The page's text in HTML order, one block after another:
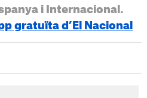
i Internacional.
gratuïta d’El Nacional